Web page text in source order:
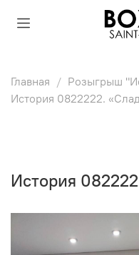
Главная
Розыгрыш
История 0822222.
История